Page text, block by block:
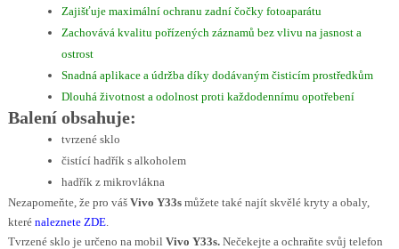
Zajišťuje maximální ochranu zadní čočky fotoaparátu
Zachovává kvalitu pořízených záznamů bez vlivu na jasnost a
ostrost
Snadná aplikace a údržba díky dodávaným čisticím prostředkům
Dlouhá životnost a odolnost proti každodennímu opotřebení
Balení obsahuje:
tvrzené sklo
čistící hadřík s alkoholem
hadřík z mikrovlákna
Nezapomeňte, že pro váš Vivo Y33smůžete také najít skvělé kryty a obaly,
které naleznete ZDE.
Tvrzené sklo je určeno na mobil Vivo Y33s.Nečekejte a ochraňte svůj telefon